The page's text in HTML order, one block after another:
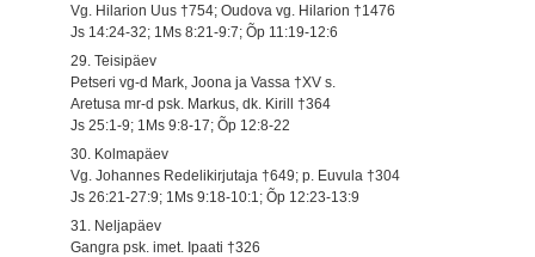
Vg. Hilarion Uus †754; Oudova vg. Hilarion †1476
Js 14:24-32; 1Ms 8:21-9:7; Õp 11:19-12:6
29. Teisipäev
Petseri vg-d Mark, Joona ja Vassa †XV s.
Aretusa mr-d psk. Markus, dk. Kirill †364
Js 25:1-9; 1Ms 9:8-17; Õp 12:8-22
30. Kolmapäev
Vg. Johannes Redelikirjutaja †649; p. Euvula †304
Js 26:21-27:9; 1Ms 9:18-10:1; Õp 12:23-13:9
31. Neljapäev
Gangra psk. imet. Ipaati †326